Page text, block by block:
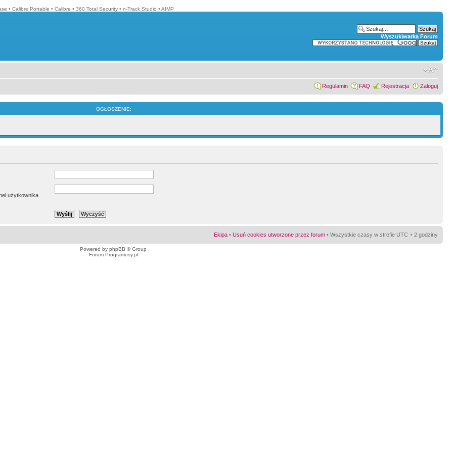
• Calibre Portable • Calibre • 360 Total Security • n-Track Studio • AIMP
Wyszukiwarka Forum
Regulamin FAQ Rejestracja Zaloguj
OGŁOSZENIE:
użytkownika
Ekipa • Usuń cookies utworzone przez forum • Wszystkie czasy w strefie UTC + 2 godziny
Powered by phpBB © Group
Forum Programosy.pl